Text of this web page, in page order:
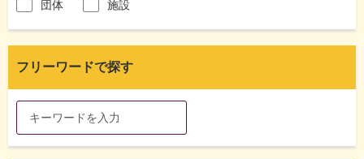
団体 施設
フリーワードで探す